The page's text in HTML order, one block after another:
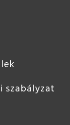
szabályzat